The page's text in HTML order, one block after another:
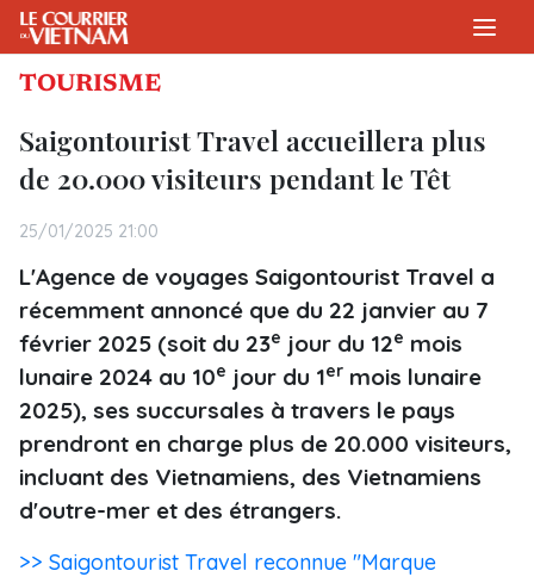
TOURISME
Saigontourist Travel accueillera plus
de 20.000 visiteurs pendant le Têt
25/01/2025 21:00
L'Agence de voyages Saigontourist Travel a
récemment annoncé que du 22 janvier au 7
février 2025 (soit du 23e jour du 12e mois
lunaire 2024 au 10e jour du 1er mois lunaire
2025), ses succursales à travers le pays
prendront en charge plus de 20.000 visiteurs,
incluant des Vietnamiens, des Vietnamiens
d'outre-mer et des étrangers.
>> Saigontourist Travel reconnue "Marque